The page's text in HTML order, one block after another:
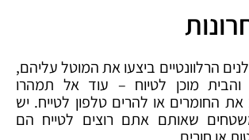
הרלוונטיים ביצעו את המוטל עליהם,
והבית מוכן לטיוח – עוד אל תמהרו
החומרים או להרים טלפון לטייח. יש
שאותם אתם רוצים לטייח הם